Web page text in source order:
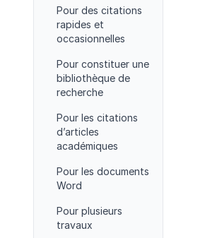
Pour des citations
rapides et
occasionnelles
Pour constituer une
bibliothèque de
recherche
Pour les citations
d’articles
académiques
Pour les documents
Word
Pour plusieurs
travaux